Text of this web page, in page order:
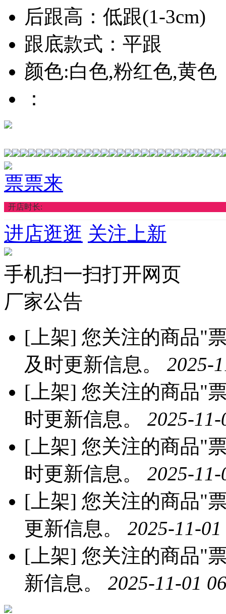
后跟高：低跟(1-3cm)
跟底款式：平跟
颜色:白色,粉红色,黄色
：
票票来
开店时长:
进店逛逛 关注上新
手机扫一扫打开网页
厂家公告
[上架] 您关注的商品"
及时更新信息。 2025-
[上架] 您关注的商品"
时更新信息。 2025-
[上架] 您关注的商品"
时更新信息。 2025-
[上架] 您关注的商品"
更新信息。 2025-11-
[上架] 您关注的商品"
新信息。 2025-11-01